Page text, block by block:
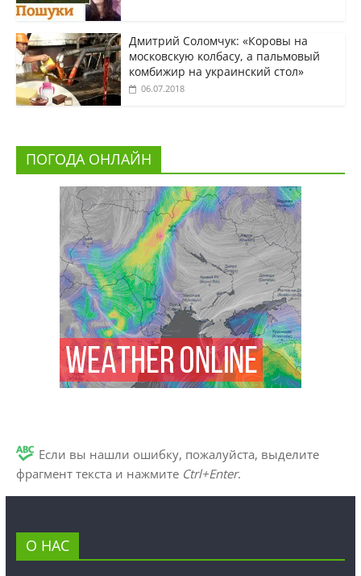
Дмитрий Соломчук: «Коровы на
московскую колбасу, а пальмовый
комбижир на украинский стол»
06.07.2018
ПОГОДА ОНЛАЙН
Если вы нашли ошибку, пожалуйста, выделите
фрагмент текста и нажмите Ctrl+Enter.
О НАС